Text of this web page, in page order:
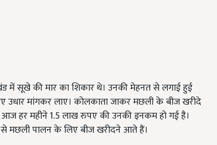
में सूखे की मार का शिकार थे। उनकी मेहनत से लगाई हुई
उधार मांगकर लाए। कोलकाता जाकर मछली के बीज खरीदे
हर महीने 1.5 लाख रुपए की उनकी इनकम हो गई है।
मछली पालन के लिए बीज खरीदने आते हैं।